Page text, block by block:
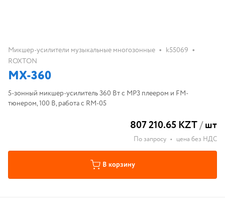
Микшер-усилители музыкальные многозонные • k55069 •
ROXTON
MX-360
5-зонный микшер-усилитель 360 Вт с МР3 плеером и FM-
тюнером, 100 В, работа с RM-05
807 210.65 KZT/шт
По запросу • цена без НДС
В корзину